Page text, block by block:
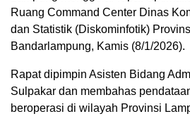
Ruang Command Center Dinas
dan Statistik (Diskominfotik)
Bandarlampung, Kamis (8/1/2026).
Rapat dipimpin Asisten Bidang
Sulpakar dan membahas
beroperasi di wilayah Provinsi